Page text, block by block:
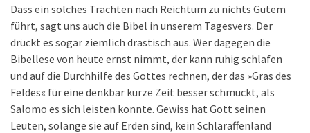
Dass ein solches Trachten nach Reichtum zu nichts Gutem
führt, sagt uns auch die Bibel in unserem Tagesvers. Der
drückt es sogar ziemlich drastisch aus. Wer dagegen die
Bibellese von heute ernst nimmt, der kann ruhig schlafen
und auf die Durchhilfe des Gottes rechnen, der das »Gras des
Feldes« für eine denkbar kurze Zeit besser schmückt, als
Salomo es sich leisten konnte. Gewiss hat Gott seinen
Leuten, solange sie auf Erden sind, kein Schlaraffenland